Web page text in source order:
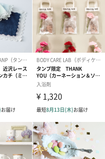
円）
刷なし）（
ない商品にのし風のカードを